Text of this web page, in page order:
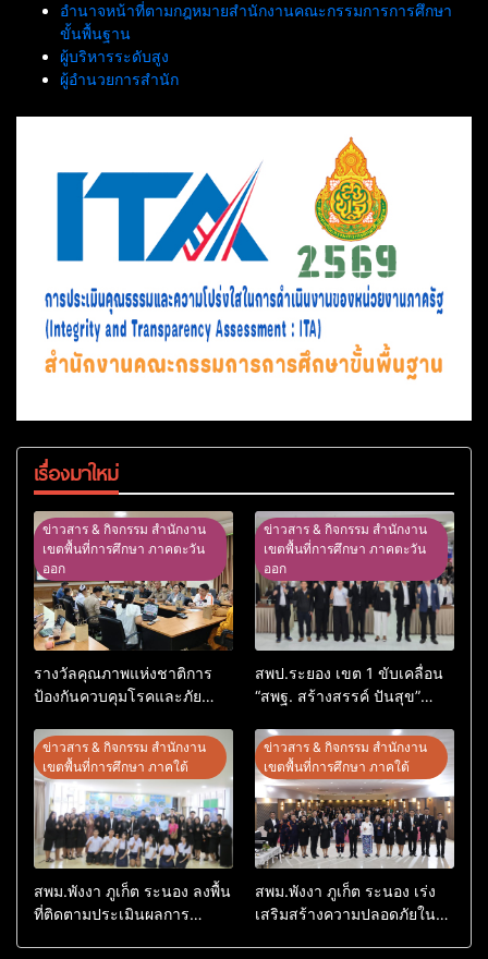
อำนาจหน้าที่ตามกฎหมายสำนักงานคณะกรรมการการศึกษา
ขั้นพื้นฐาน
ผู้บริหารระดับสูง
ผู้อำนวยการสำนัก
เรื่องมาใหม่
ข่าวสาร & กิจกรรม สำนักงาน
เขตพื้นที่การศึกษา ภาคตะวัน
ออก
รางวัลคุณภาพแห่งชาติการ
ป้องกันควบคุมโรคและภัย
ข่าวสาร & กิจกรรม สำนักงาน
เขตพื้นที่การศึกษา ภาคตะวัน
ออก
สพป.ระยอง เขต 1 ขับเคลื่อน
“สพฐ. สร้างสรรค์ ปันสุข”
ศึกษาปลอดภัยจากยาเสพติด
ข่าวสาร & กิจกรรม สำนักงาน
เขตพื้นที่การศึกษา ภาคใต้
สพม.พังงา ภูเก็ต ระนอง ลงพื้น
ที่ติดตามประเมินผลการ
ข่าวสาร & กิจกรรม สำนักงาน
เขตพื้นที่การศึกษา ภาคใต้
สพม.พังงา ภูเก็ต ระนอง เร่ง
เสริมสร้างความปลอดภัยใน